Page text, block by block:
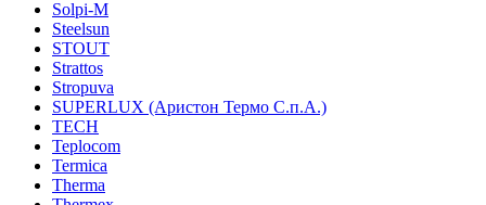
Solpi-M
Steelsun
STOUT
Strattos
Stropuva
SUPERLUX (Аристон Термо С.п.А.)
TECH
Teplocom
Termica
Therma